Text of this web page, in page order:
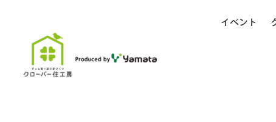
イベント
ホーム イベント日程